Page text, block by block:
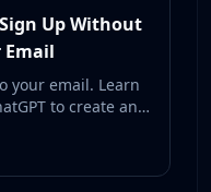
Up Without
Email
your email. Learn
to create an
and spam.